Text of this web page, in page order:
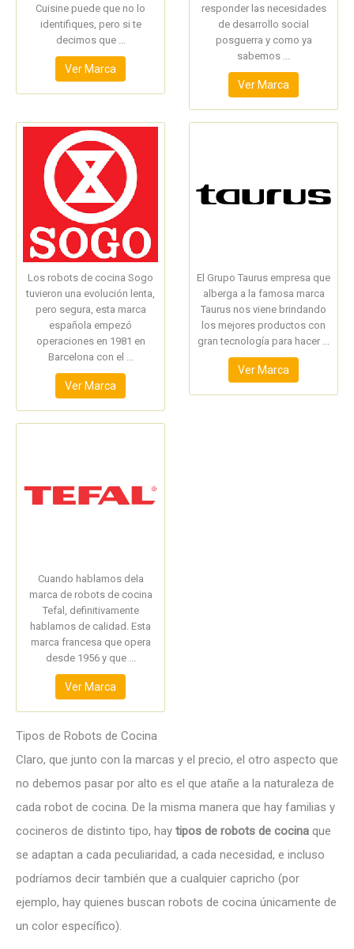
Cuisine puede que no lo
identifiques, pero si te
decimos que ...
Ver Marca
responder las necesidades
de desarrollo social
posguerra y como ya
sabemos ...
Ver Marca
Los robots de cocina Sogo
tuvieron una evolución lenta,
pero segura, esta marca
española empezó
operaciones en 1981 en
Barcelona con el ...
Ver Marca
El Grupo Taurus empresa que
alberga a la famosa marca
Taurus nos viene brindando
los mejores productos con
gran tecnología para hacer ...
Ver Marca
Cuando hablamos dela
marca de robots de cocina
Tefal, definitivamente
hablamos de calidad. Esta
marca francesa que opera
desde 1956 y que ...
Ver Marca
Tipos de Robots de Cocina
Claro, que junto con la marcas y el precio, el otro aspecto que
no debemos pasar por alto es el que atañe a la naturaleza de
cada robot de cocina. De la misma manera que hay familias y
cocineros de distinto tipo, hay tipos de robots de cocina que
se adaptan a cada peculiaridad, a cada necesidad, e incluso
podríamos decir también que a cualquier capricho (por
ejemplo, hay quienes buscan robots de cocina únicamente de
un color específico).